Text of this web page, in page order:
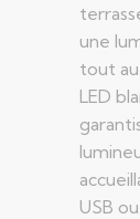
une
tout
LED
USB